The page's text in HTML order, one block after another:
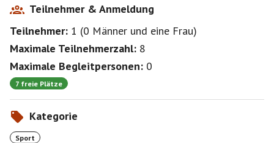
Teilnehmer & Anmeldung
Teilnehmer: 1 (0 Männer und eine Frau)
Maximale Teilnehmerzahl: 8
Maximale Begleitpersonen: 0
7 freie Plätze
Kategorie
Sport